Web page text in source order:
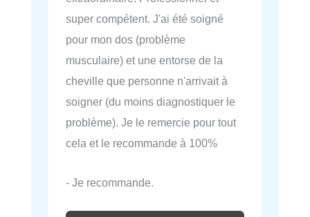
super compétent. J'ai été soigné
pour mon dos (problème
musculaire) et une entorse de la
cheville que personne n'arrivait à
soigner (du moins diagnostiquer le
problème). Je le remercie pour tout
cela et le recommande à 100%
- Je recommande.